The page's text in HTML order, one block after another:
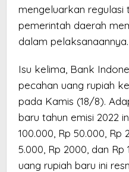
mengeluarkan regulasi
pemerintah daerah
dalam pelaksanaannya.
Isu kelima, Bank
pecahan uang rupiah
pada Kamis (18/8).
baru tahun emisi 2022
100.000, Rp 50.000, Rp
5.000, Rp 2000, dan
uang rupiah baru ini